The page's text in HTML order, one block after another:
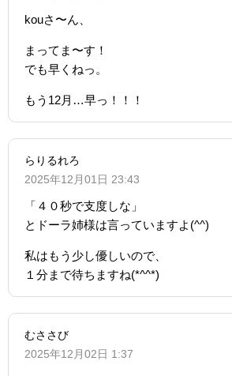
kouさ〜ん、
まってま〜す！
でも早くねっ。
もう12月…早っ！！！
らりるれろ
2025年12月01日 23:43
「４０秒で支度しな」
とドーラ姉様は言っていますよ(^^)
私はもう少し優しいので、
１分まで待ちますね(*^^*)
むささび
2025年12月02日 1:37